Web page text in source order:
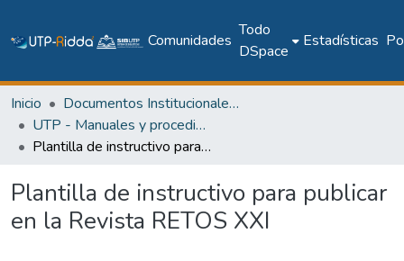
Comunidades
Todo
DSpace
Estadísticas
Inicio
Documentos Institucionales y Memoria Universitaria
UTP - Manuales y procedimientos
Plantilla de instructivo para publicar en la Revista RETOS XXI
Plantilla de instructivo para publicar
en la Revista RETOS XXI